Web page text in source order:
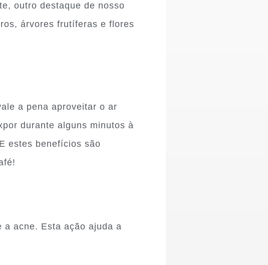
outro destaque de nosso
árvores frutíferas e flores
a pena aproveitar o ar
durante alguns minutos à
estes benefícios são
a acne. Esta ação ajuda a